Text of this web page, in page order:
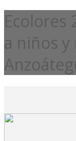
Ecolores
a niños y